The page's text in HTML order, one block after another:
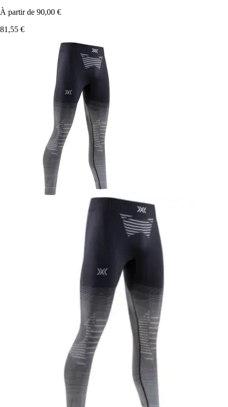
À partir de 90,00 €
81,55 €